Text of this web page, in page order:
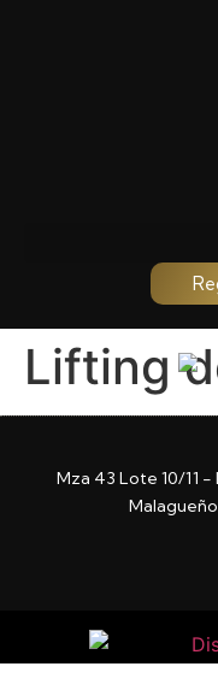
Lifting
Mza 43 Lote 10/11